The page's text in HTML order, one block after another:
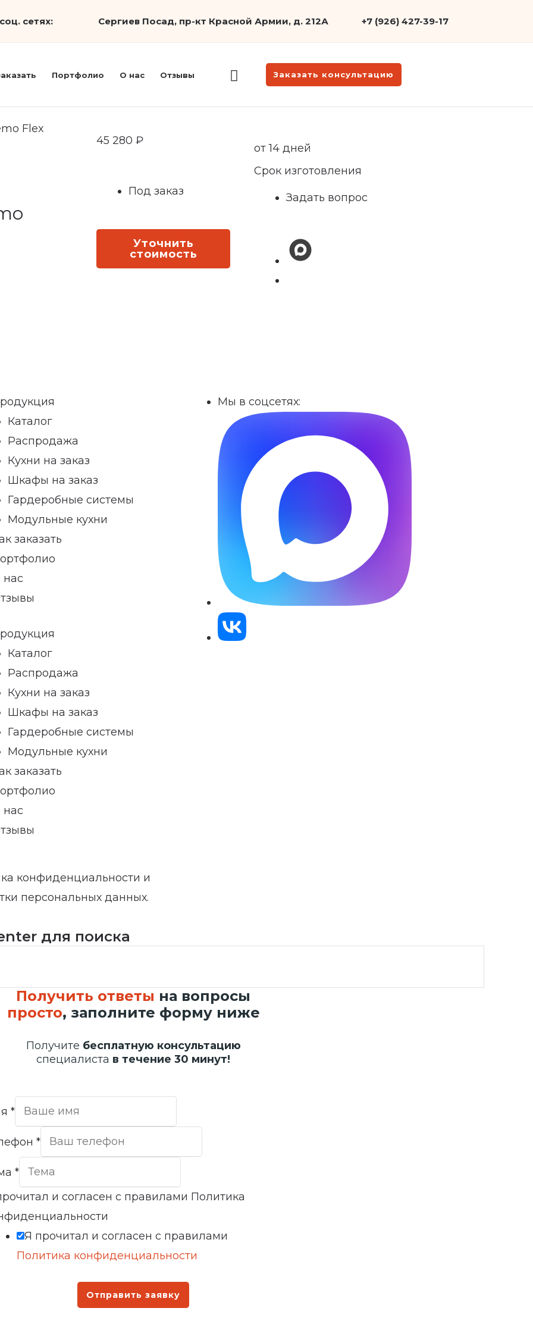
сетях: Сергиев Посад, пр-кт Красной Армии, д. 212А +7 (926) 427-39-17
Портфолио О нас Отзывы Заказать консультацию
Flex
45 280 ₽
Под заказ
Уточнить
стоимость
от 14 дней
Срок изготовления
Задать вопрос
Каталог
Распродажа
Кухни на заказ
Шкафы на заказ
Гардеробные системы
Модульные кухни
заказать
Каталог
Распродажа
Кухни на заказ
Шкафы на заказ
Гардеробные системы
Модульные кухни
заказать
Мы в соцсетях:
конфиденциальности и
персональных данных.
для поиска
Получить ответы на вопросы
просто, заполните форму ниже
Получите бесплатную консультацию
специалиста в течение 30 минут!
*
*
*
и согласен с правилами Политика
Я прочитал и согласен с правилами
Политика конфиденциальности
Отправить заявку